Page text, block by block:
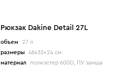
Рюкзак Dakine Detail 27L
объем
27 л
размеры
46x33x24 см
материал
полиэстер 600D, ПУ замша